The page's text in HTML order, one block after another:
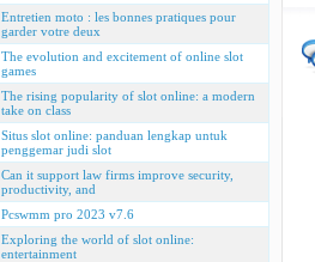
Entretien moto : les bonnes pratiques pour
garder votre deux
The evolution and excitement of online slot
games
The rising popularity of slot online: a modern
take on class
Situs slot online: panduan lengkap untuk
penggemar judi slot
Can it support law firms improve security,
productivity, and
Pcswmm pro 2023 v7.6
Exploring the world of slot online:
entertainment